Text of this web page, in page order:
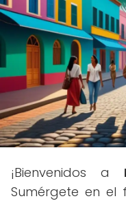
¡Bienvenidos a
Sumérgete en el